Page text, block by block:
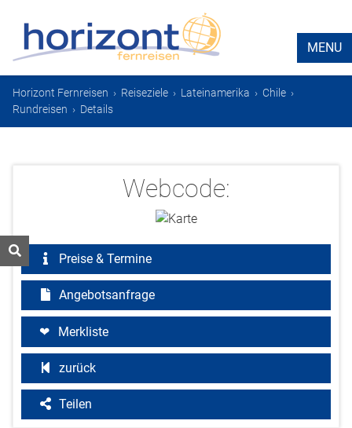
MENU
Horizont Fernreisen › Reiseziele › Lateinamerika › Chile ›
Rundreisen › Details
Webcode:
Preise & Termine
Angebotsanfrage
Merkliste
zurück
Teilen